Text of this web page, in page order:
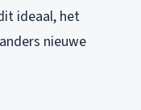
ideaal, het
nieuwe